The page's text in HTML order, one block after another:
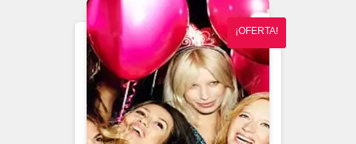
hasta
18,00€
¡OFERTA!